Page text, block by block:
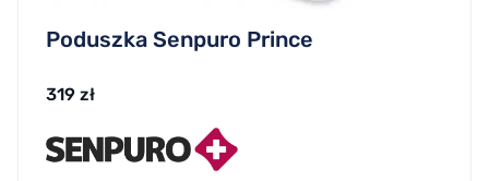
Poduszka Senpuro Prince
319 zł